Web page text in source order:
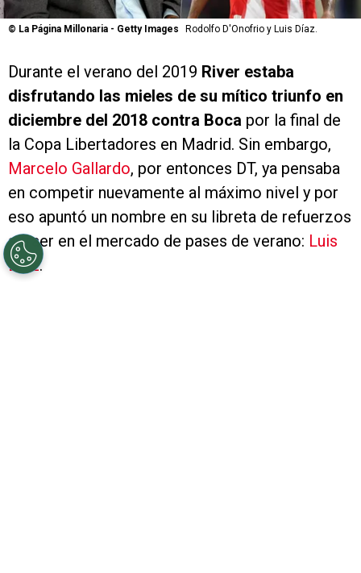
© La Página Millonaria - Getty Images Rodolfo D'Onofrio y Luis Díaz.
Durante el verano del 2019 River estaba
disfrutando las mieles de su mítico triunfo en
diciembre del 2018 contra Boca por la final de
la Copa Libertadores en Madrid. Sin embargo,
Marcelo Gallardo, por entonces DT, ya pensaba
en competir nuevamente al máximo nivel y por
eso apuntó un nombre en su libreta de refuerzos
a traer en el mercado de pases de verano: Luis
Díaz.